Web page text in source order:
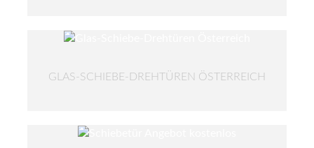
GLAS-SCHIEBE-DREHTÜREN ÖSTERREICH